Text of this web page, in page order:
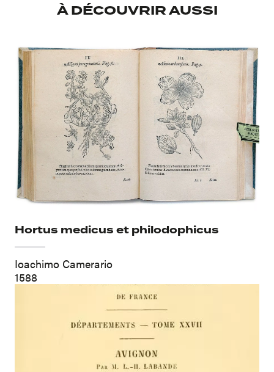
Musée d'accueil
Provenance
Fondation Calvet
À DÉCOUVRIR AUSSI
Hortus medicus et philodophicus
Ioachimo Camerario
1588